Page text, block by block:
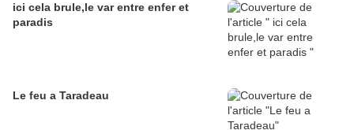
ici cela brule,le var entre enfer et
paradis
Le feu a Taradeau